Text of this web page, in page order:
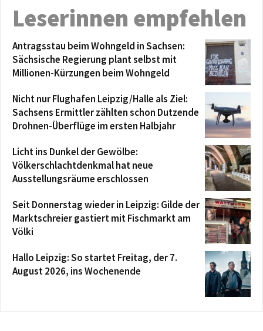
Leserinnen empfehlen
Antragsstau beim Wohngeld in Sachsen:
Sächsische Regierung plant selbst mit
Millionen-Kürzungen beim Wohngeld
Nicht nur Flughafen Leipzig/Halle als Ziel:
Sachsens Ermittler zählten schon Dutzende
Drohnen-Überflüge im ersten Halbjahr
Licht ins Dunkel der Gewölbe:
Völkerschlachtdenkmal hat neue
Ausstellungsräume erschlossen
Seit Donnerstag wieder in Leipzig: Gilde der
Marktschreier gastiert mit Fischmarkt am
Völki
Hallo Leipzig: So startet Freitag, der 7.
August 2026, ins Wochenende